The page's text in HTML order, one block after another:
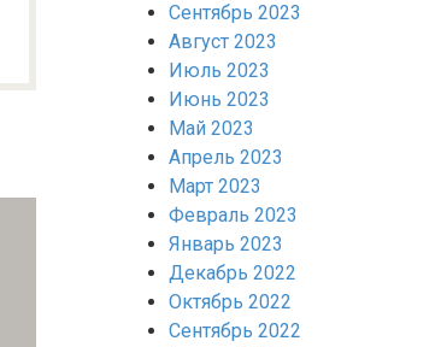
Сентябрь 2023
Август 2023
Июль 2023
Июнь 2023
Май 2023
Апрель 2023
Март 2023
Февраль 2023
Январь 2023
Декабрь 2022
Октябрь 2022
Сентябрь 2022